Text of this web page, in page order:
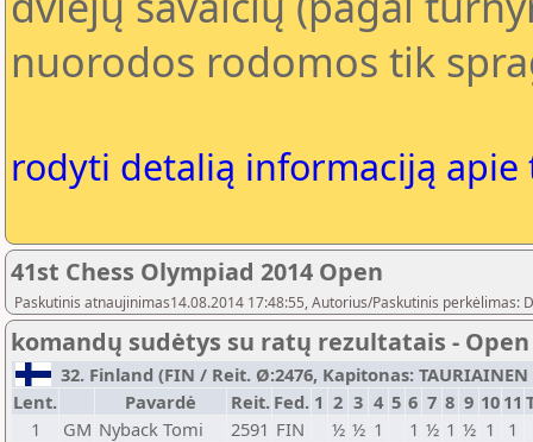
nuorodos rodomos tik
rodyti detalią informaciją
41st Chess Olympiad 2014 Open
Paskutinis atnaujinimas14.08.2014 17:48:55, Autorius/Paskutinis perkėlimas:
komandų sudėtys su ratų rezultatais - Open
32. Finland (FIN / Reit. Ø:2476, Kapitonas: TAURIAINEN
Lent.
Pavardė Reit. Fed. 1 2 3 4 5 6 7 8 9 10 11
1
GM Nyback Tomi 2591 FIN ½ ½ 1 1 ½ 1 ½ 1
1